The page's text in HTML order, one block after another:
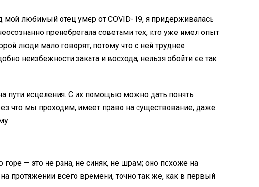
мой любимый отец умер от COVID-19, я придерживалась
пренебрегала советами тех, кто уже имел опыт
люди мало говорят, потому что с ней труднее
неизбежности заката и восхода, нельзя обойти ее так
пути исцеления. С их помощью можно дать понять
что мы проходим, имеет право на существование, даже
горе — это не рана, не синяк, не шрам; оно похоже на
протяжении всего времени, точно так же, как в первый